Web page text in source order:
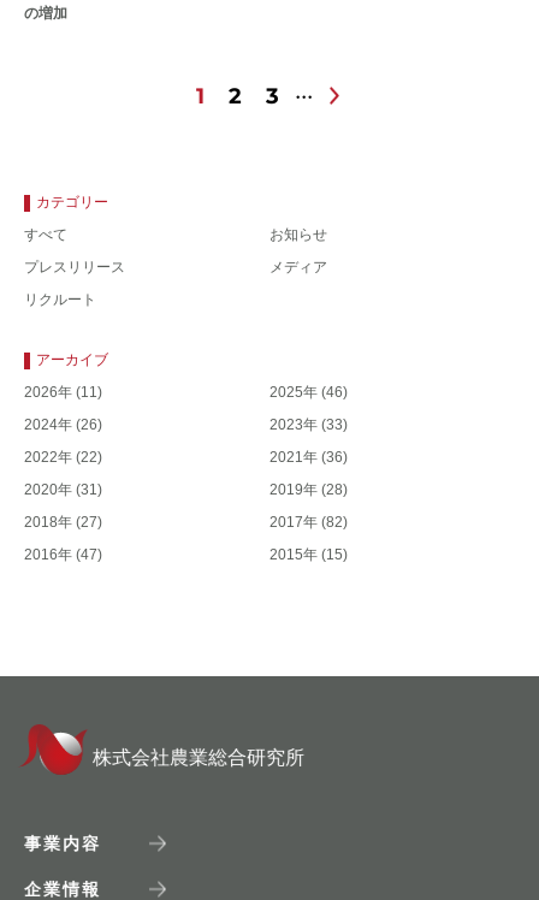
の増加
1 2 3
カテゴリー
すべて
お知らせ
プレスリリース
メディア
リクルート
アーカイブ
2026年 (11) 2025年 (46)
2024年 (26) 2023年 (33)
2022年 (22) 2021年 (36)
2020年 (31) 2019年 (28)
2018年 (27) 2017年 (82)
2016年 (47) 2015年 (15)
株式会社農業総合研究所
事業内容
企業情報